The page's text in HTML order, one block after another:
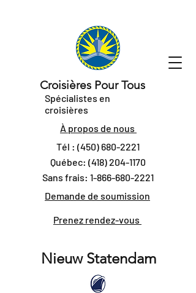
Croisières Pour Tous
Spécialistes en
croisières
À propos de nous
Tél : (450) 680-2221
Québec: (418) 204-1170
Sans frais: 1-866-680-2221
Demande de soumission
Prenez rendez-vous
Nieuw Statendam